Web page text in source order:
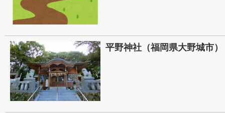
平野神社（福岡県大野城市）